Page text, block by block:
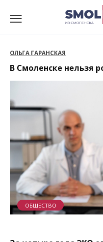
ОЛЬГА ГАРАНСКАЯ
В Смоленске нельзя
ОБЩЕСТВО